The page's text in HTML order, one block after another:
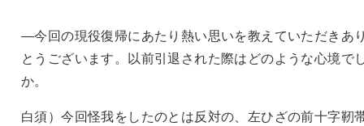
―今回の現役復帰にあたり熱い思いを教えていただきあ
とうございます。以前引退された際はどのような心境で
か。
白須）今回怪我をしたのとは反対の、左ひざの前十字靭